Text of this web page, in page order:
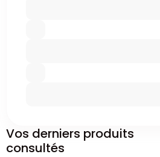
Vos derniers produits
consultés